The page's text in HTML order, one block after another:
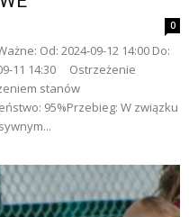
0
Od: 2024-09-12 14:00 Do:
11 14:30 Ostrzeżenie
stanów
95%Przebieg: W związku